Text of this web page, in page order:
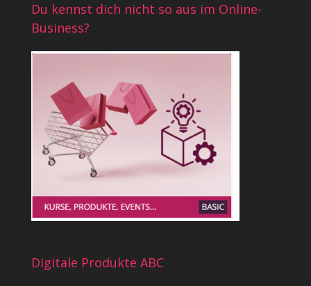
Du kennst dich nicht so aus im Online-
Business?
Digitale Produkte ABC